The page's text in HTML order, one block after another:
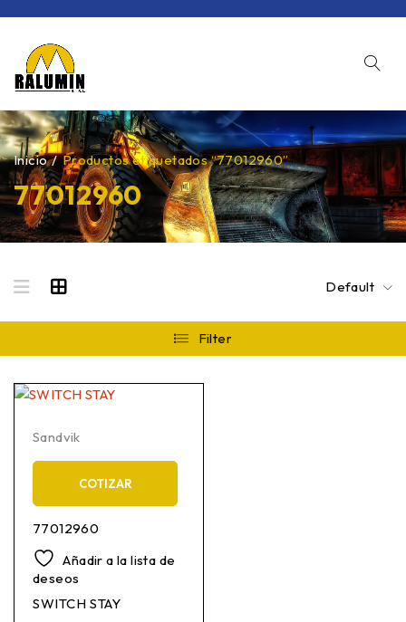
77012960
Inicio / Productos etiquetados “77012960”
Default
Filter
Sandvik
COTIZAR
77012960
Añadir a la lista de
deseos
SWITCH STAY